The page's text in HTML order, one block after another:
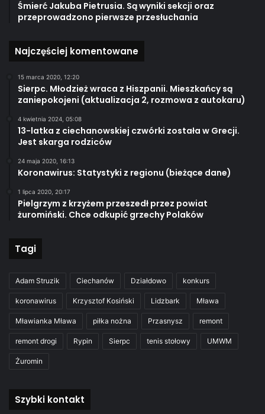
Śmierć Jakuba Pietrusia. Są wyniki sekcji oraz
przeprowadzono pierwsze przesłuchania
Najczęściej komentowane
15 marca 2020, 12:20
Sierpc. Młodzież wraca z Hiszpanii. Mieszkańcy są
zaniepokojeni (aktualizacja 2, rozmowa z autokaru)
4 kwietnia 2024, 05:08
13-latka z ciechanowskiej czwórki została w Grecji.
Jest skarga rodziców
24 maja 2020, 16:13
Koronawirus: Statystyki z regionu (bieżące dane)
1 lipca 2020, 20:17
Pielgrzym z krzyżem przeszedł przez powiat
żuromiński. Chce odkupić grzechy Polaków
Tagi
Adam Struzik Ciechanów Działdowo konkurs
koronawirus Krzysztof Kosiński Lidzbark Mława
Mławianka Mława piłka nożna Przasnysz remont
remont drogi Rypin Sierpc tenis stołowy UMWM
Żuromin
Szybki kontakt